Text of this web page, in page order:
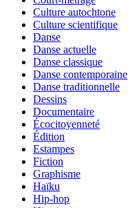
Culture autochtone
Culture scientifique
Danse
Danse actuelle
Danse classique
Danse contemporaine
Danse traditionnelle
Dessins
Documentaire
Écocitoyenneté
Édition
Estampes
Fiction
Graphisme
Haïku
Hip-hop